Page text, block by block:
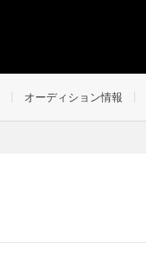
オーディション情報